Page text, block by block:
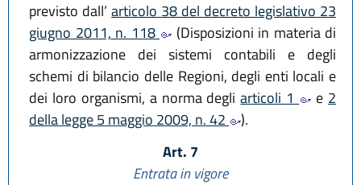
previsto dall’ articolo 38 del decreto legislativo 23
giugno 2011, n. 118
(Disposizioni in materia di
armonizzazione dei sistemi contabili e degli
schemi di bilancio delle Regioni, degli enti locali e
dei loro organismi, a norma degliarticoli 1 e 2
della legge 5 maggio 2009, n. 42
).
Art. 7
Entrata in vigore